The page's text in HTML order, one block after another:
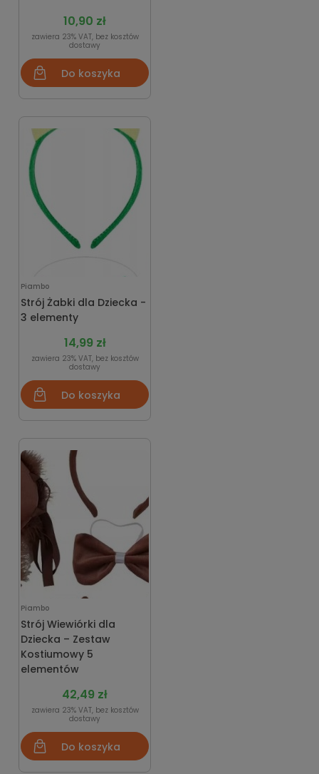
10,90 zł
zawiera 23% VAT, bez kosztów
dostawy
Do koszyka
Piambo
Strój Żabki dla Dziecka -
3 elementy
14,99 zł
zawiera 23% VAT, bez kosztów
dostawy
Do koszyka
Piambo
Strój Wiewiórki dla
Dziecka – Zestaw
Kostiumowy 5
elementów
42,49 zł
zawiera 23% VAT, bez kosztów
dostawy
Do koszyka